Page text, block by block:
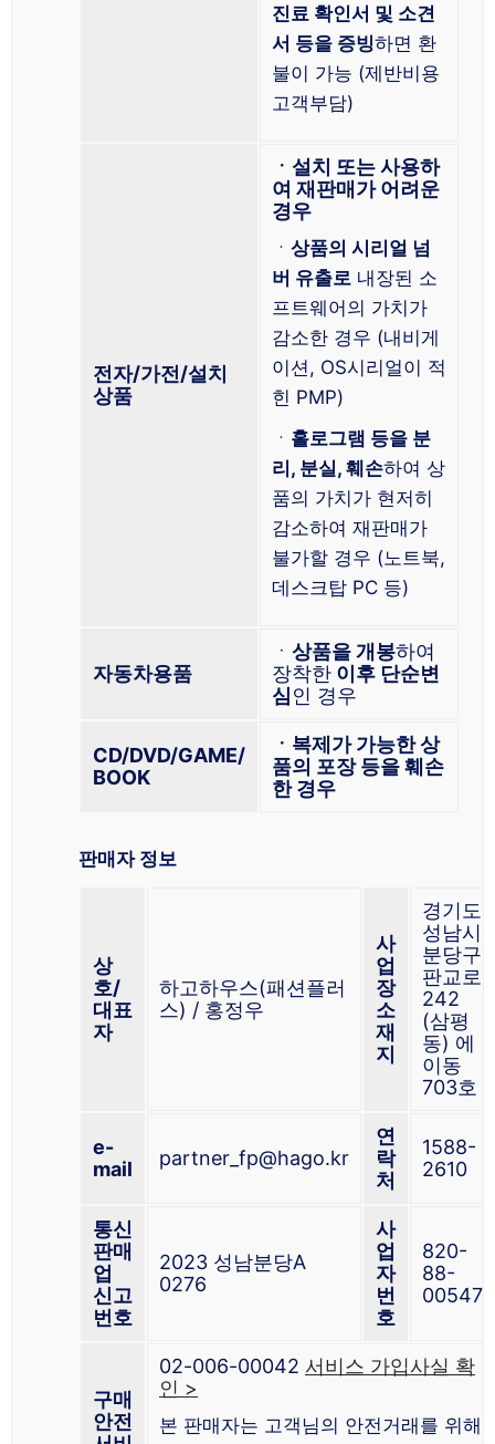
진료 확인서 및 소견
서 등을 증빙하면 환
불이 가능 (제반비용
고객부담)
전자/가전/설치
상품
ㆍ설치 또는 사용하
여 재판매가 어려운
경우
ㆍ 상품의 시리얼 넘
버 유출로 내장된 소
프트웨어의 가치가
감소한 경우 (내비게
이션, OS시리얼이 적
힌 PMP)
ㆍ 홀로그램 등을 분
리, 분실, 훼손하여 상
품의 가치가 현저히
감소하여 재판매가
불가할 경우 (노트북,
데스크탑 PC 등)
자동차용품
ㆍ 상품을 개봉하여
장착한 이후 단순변
심인 경우
CD/DVD/GAME/
BOOK
ㆍ복제가 가능한 상
품의 포장 등을 훼손
한 경우
판매자 정보
상
호/
대표
자
하고하우스(패션플러
스) / 홍정우
사
업
장
소
재
지
경기도
성남시
분당구
판교로
242
(삼평
동) 에
이동
703호
e-
mail
partner_fp@hago.kr
연
락
처
1588-
2610
통신
판매
업
신고
번호
2023 성남분당A
0276
사
업
자
번
호
820-
88-
00547
구매
안전
02-006-00042 서비스 가입사실 확
인 >
본 판매자는 고객님의 안전거래를 위해